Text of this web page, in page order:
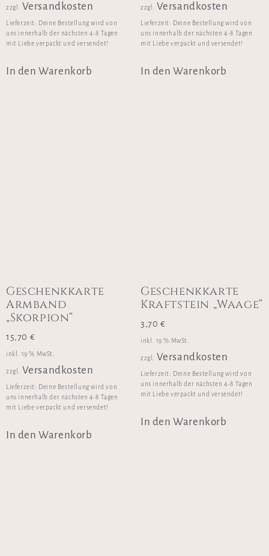
zzgl. Versandkosten
Lieferzeit: Deine Bestellung wird von
uns innerhalb der nächsten 4-8 Tagen
mit Liebe verpackt und versendet!
In den Warenkorb
zzgl. Versandkosten
Lieferzeit: Deine Bestellung wird von
uns innerhalb der nächsten 4-8 Tagen
mit Liebe verpackt und versendet!
In den Warenkorb
Geschenkkarte
Armband
„Skorpion“
15,70 €
inkl. 19 % MwSt.
zzgl. Versandkosten
Lieferzeit: Deine Bestellung wird von
uns innerhalb der nächsten 4-8 Tagen
mit Liebe verpackt und versendet!
In den Warenkorb
Geschenkkarte
Kraftstein „Waage“
3,70 €
inkl. 19 % MwSt.
zzgl. Versandkosten
Lieferzeit: Deine Bestellung wird von
uns innerhalb der nächsten 4-8 Tagen
mit Liebe verpackt und versendet!
In den Warenkorb